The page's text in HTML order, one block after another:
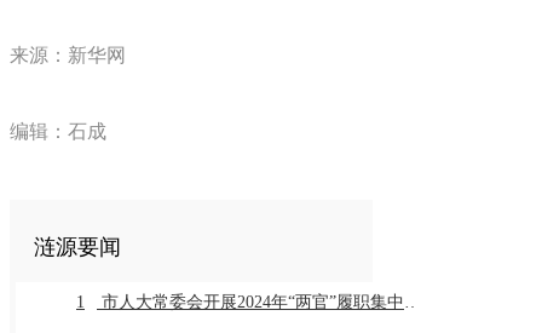
来源：新华网
编辑：石成
涟源要闻
1 市人大常委会开展2024年“两官”履职集中评议